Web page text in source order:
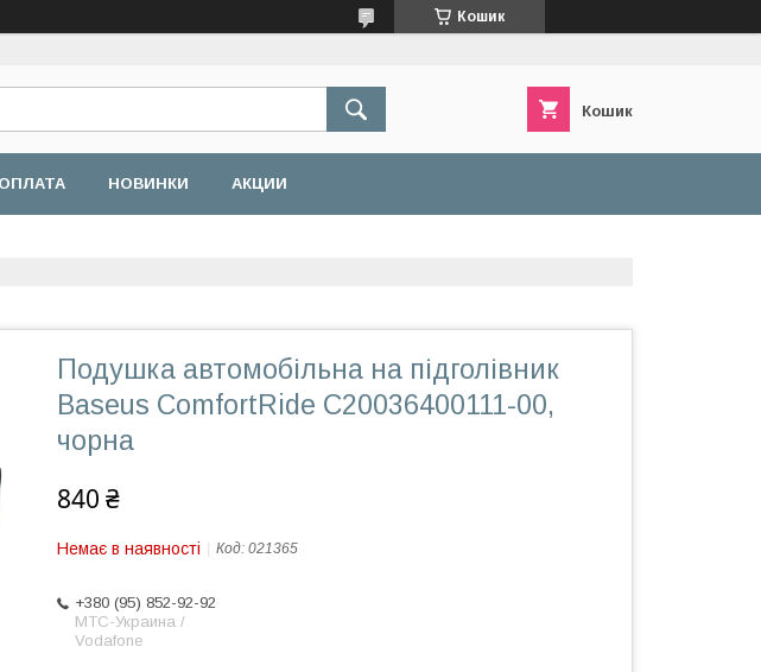
Кошик
Кошик
НОВИНКИ АКЦИИ
Подушка автомобільна на підголівник
Baseus ComfortRide C20036400111-00,
чорна
840 ₴
Немає в наявності Код: 021365
+380 (95) 852-92-92
МТС-Украина /
Vodafone